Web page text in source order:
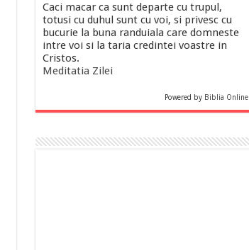
Caci macar ca sunt departe cu trupul,
totusi cu duhul sunt cu voi, si privesc cu
bucurie la buna randuiala care domneste
intre voi si la taria credintei voastre in
Cristos.
Meditatia Zilei
Powered by Biblia Online